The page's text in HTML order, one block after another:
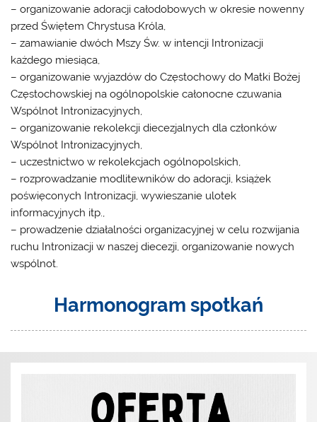
– organizowanie adoracji całodobowych w okresie nowenny
przed Świętem Chrystusa Króla,
– zamawianie dwóch Mszy Św. w intencji Intronizacji
każdego miesiąca,
– organizowanie wyjazdów do Częstochowy do Matki Bożej
Częstochowskiej na ogólnopolskie całonocne czuwania
Wspólnot Intronizacyjnych,
– organizowanie rekolekcji diecezjalnych dla członków
Wspólnot Intronizacyjnych,
– uczestnictwo w rekolekcjach ogólnopolskich,
– rozprowadzanie modlitewników do adoracji, książek
poświęconych Intronizacji, wywieszanie ulotek
informacyjnych itp.,
– prowadzenie działalności organizacyjnej w celu rozwijania
ruchu Intronizacji w naszej diecezji, organizowanie nowych
wspólnot.
Harmonogram spotkań